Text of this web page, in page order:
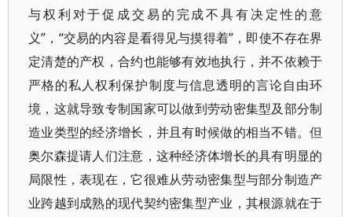
与权利对于促成交易的完成不具有决定性的意
义”，“交易的内容是看得见与摸得着”，即使不存在界
定清楚的产权，合约也能够有效地执行，并不依赖于
严格的私人权利保护制度与信息透明的言论自由环
境，这就导致专制国家可以做到劳动密集型及部分制
造业类型的经济增长，并且有时候做的相当不错。但
奥尔森提请人们注意，这种经济体增长的具有明显的
局限性，表现在，它很难从劳动密集型与部分制造产
业跨越到成熟的现代契约密集型产业，其根源就在于